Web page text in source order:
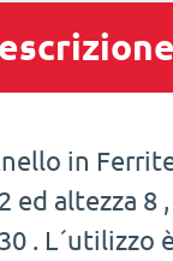
in
ed altezza 8
.